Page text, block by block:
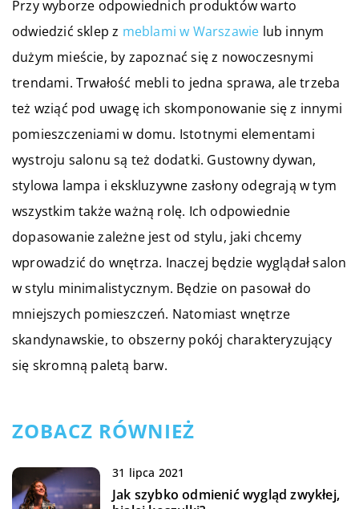
Przy wyborze odpowiednich produktów warto
odwiedzić sklep z meblami w Warszawie lub innym
dużym mieście, by zapoznać się z nowoczesnymi
trendami. Trwałość mebli to jedna sprawa, ale trzeba
też wziąć pod uwagę ich skomponowanie się z innymi
pomieszczeniami w domu. Istotnymi elementami
wystroju salonu są też dodatki. Gustowny dywan,
stylowa lampa i ekskluzywne zasłony odegrają w tym
wszystkim także ważną rolę. Ich odpowiednie
dopasowanie zależne jest od stylu, jaki chcemy
wprowadzić do wnętrza. Inaczej będzie wyglądał salon
w stylu minimalistycznym. Będzie on pasował do
mniejszych pomieszczeń. Natomiast wnętrze
skandynawskie, to obszerny pokój charakteryzujący
się skromną paletą barw.
ZOBACZ RÓWNIEŻ
31 lipca 2021
Jak szybko odmienić wygląd zwykłej,